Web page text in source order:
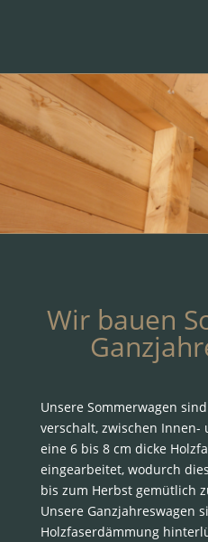
Wir bauen
Unsere Sommerwagen
verschalt, zwischen
eine 6 bis 8 cm dicke
eingearbeitet, wodurch
bis zum Herbst gemütlich
Unsere Ganzjahreswagen
Holzfaserdämmung